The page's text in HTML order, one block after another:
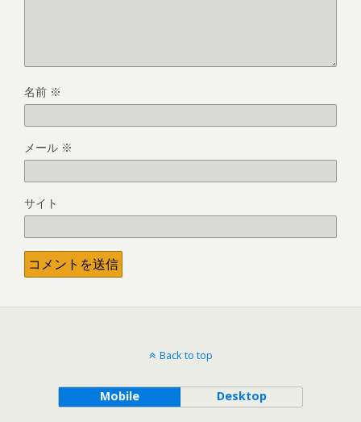
名前 ※
メール ※
サイト
Back to top
Mobile Desktop